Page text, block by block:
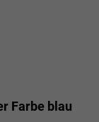
Farbe blau